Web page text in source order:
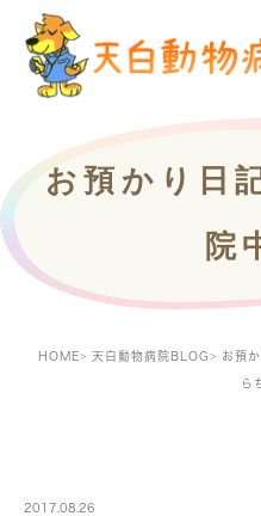
お預かり日
院
HOME 天白動物病院BLOG お預
ら
2017.08.26